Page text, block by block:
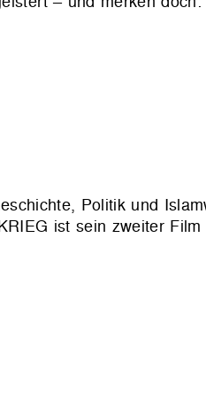
Politik und
ist sein zweiter